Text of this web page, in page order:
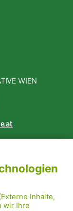
WIEN